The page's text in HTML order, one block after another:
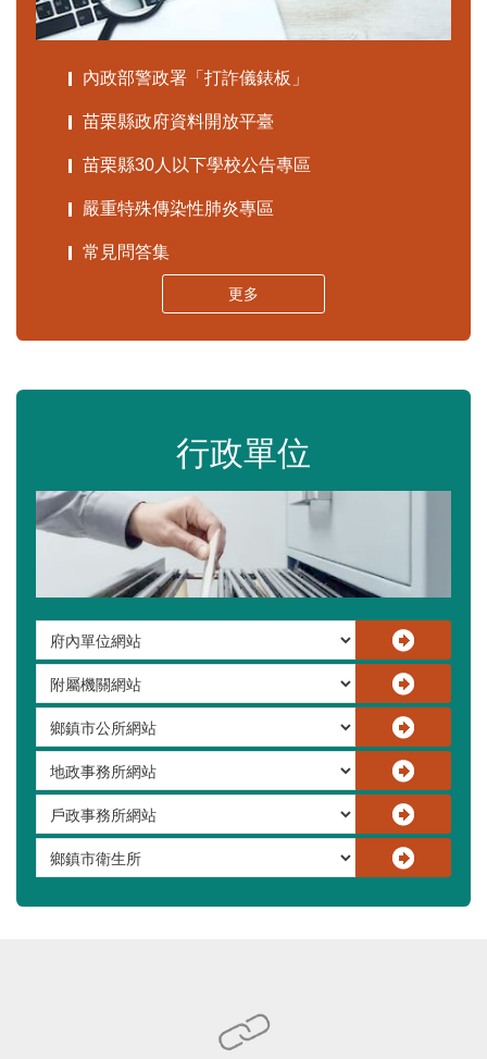
內政部警政署「打詐儀錶板」
苗栗縣政府資料開放平臺
苗栗縣30人以下學校公告專區
嚴重特殊傳染性肺炎專區
常見問答集
更多
行政單位